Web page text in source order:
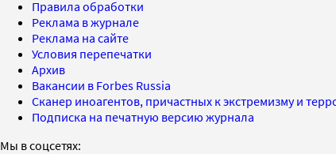
Правила обработки
Реклама в журнале
Реклама на сайте
Условия перепечатки
Архив
Вакансии в Forbes Russia
Сканер иноагентов, причастных к экстремизму и
Подписка на печатную версию журнала
Мы в соцсетях: